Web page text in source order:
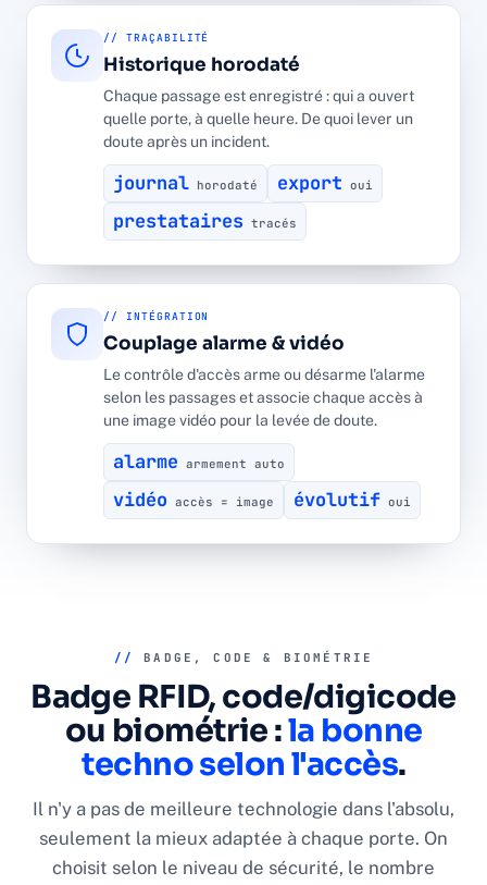
// TRAÇABILITÉ
Historique horodaté
Chaque passage est enregistré : qui a ouvert
quelle porte, à quelle heure. De quoi lever un
doute après un incident.
journal horodaté export oui
prestataires tracés
// INTÉGRATION
Couplage alarme & vidéo
Le contrôle d'accès arme ou désarme l'alarme
selon les passages et associe chaque accès à
une image vidéo pour la levée de doute.
alarme armement auto
vidéo accès = image évolutif oui
// BADGE, CODE & BIOMÉTRIE
Badge RFID, code/digicode
ou biométrie :la bonne
techno selon l'accès.
Il n'y a pas de meilleure technologie dans l'absolu,
seulement la mieux adaptée à chaque porte. On
choisit selon le niveau de sécurité, le nombre